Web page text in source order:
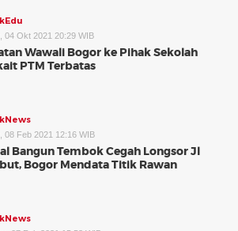
04 Okt 2021 20:29 WIB
Wawali Bogor ke Pihak Sekolah
PTM Terbatas
08 Feb 2021 12:16 WIB
Bangun Tembok Cegah Longsor Jl
Bogor Mendata Titik Rawan